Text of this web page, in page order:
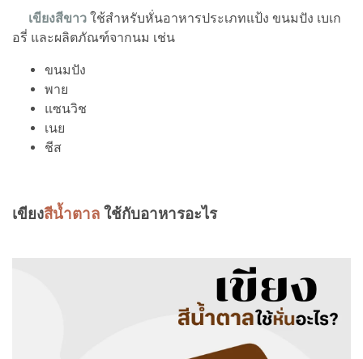
เขียงสีขาว ใช้สำหรับหั่นอาหารประเภทแป้ง ขนมปัง เบเก
อรี่ และผลิตภัณฑ์จากนม เช่น
ขนมปัง
พาย
แซนวิช
เนย
ชีส
เขียงสีน้ำตาล ใช้กับอาหารอะไร